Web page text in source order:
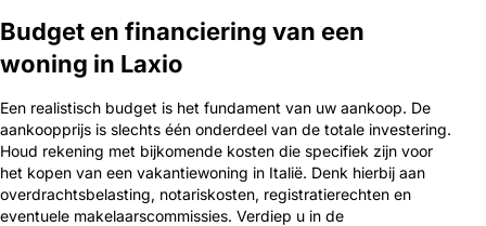
Budget en financiering van een
woning in Laxio
Een realistisch budget is het fundament van uw aankoop. De
aankoopprijs is slechts één onderdeel van de totale investering.
Houd rekening met bijkomende kosten die specifiek zijn voor
het kopen van een vakantiewoning in Italië. Denk hierbij aan
overdrachtsbelasting, notariskosten, registratierechten en
eventuele makelaarscommissies. Verdiep u in de